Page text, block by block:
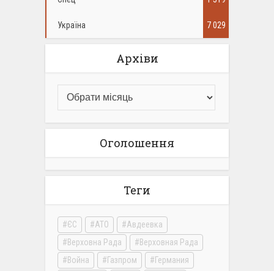
Україна 7 029
Архіви
Оголошення
Теги
ЄС АТО
Авдеевка
Верховна Рада
Верховная Рада
Война
Газпром
Германия